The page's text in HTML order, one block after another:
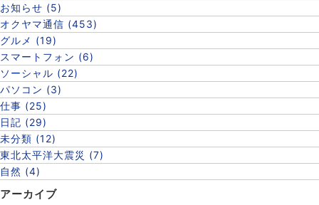
お知らせ (5)
オクヤマ通信 (453)
グルメ (19)
スマートフォン (6)
ソーシャル (22)
パソコン (3)
仕事 (25)
日記 (29)
未分類 (12)
東北太平洋大震災 (7)
自然 (4)
アーカイブ